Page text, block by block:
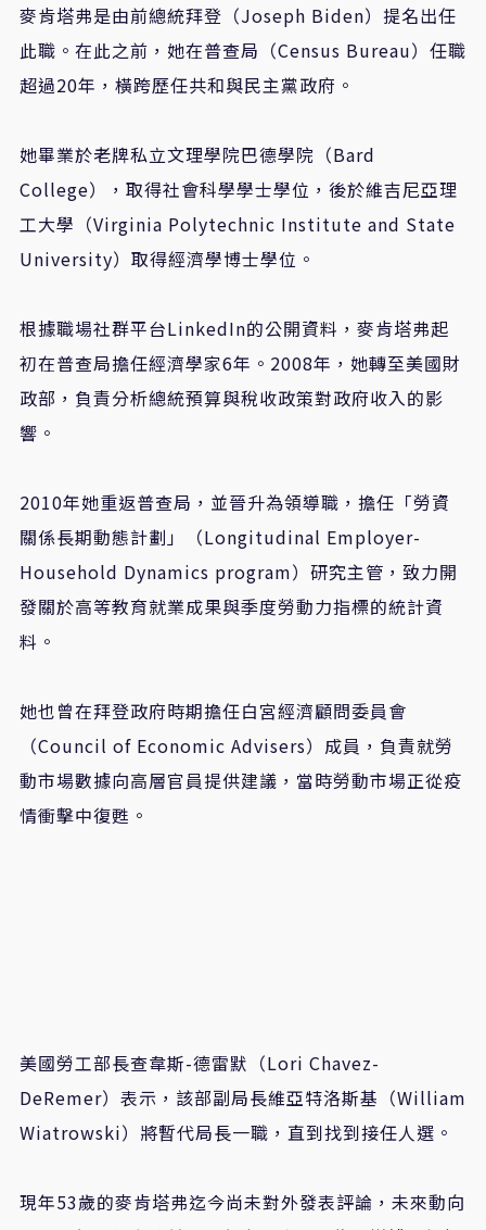
麥肯塔弗是由前總統拜登（Joseph Biden）提名出任
此職。在此之前，她在普查局（Census Bureau）任職
超過20年，橫跨歷任共和與民主黨政府。
她畢業於老牌私立文理學院巴德學院（Bard
College），取得社會科學學士學位，後於維吉尼亞理
工大學（Virginia Polytechnic Institute and State
University）取得經濟學博士學位。
根據職場社群平台LinkedIn的公開資料，麥肯塔弗起
初在普查局擔任經濟學家6年。2008年，她轉至美國財
政部，負責分析總統預算與稅收政策對政府收入的影
響。
2010年她重返普查局，並晉升為領導職，擔任「勞資
關係長期動態計劃」（Longitudinal Employer-
Household Dynamics program）研究主管，致力開
發關於高等教育就業成果與季度勞動力指標的統計資
料。
她也曾在拜登政府時期擔任白宮經濟顧問委員會
（Council of Economic Advisers）成員，負責就勞
動市場數據向高層官員提供建議，當時勞動市場正從疫
情衝擊中復甦。
美國勞工部長查韋斯-德雷默（Lori Chavez-
DeRemer）表示，該部副局長維亞特洛斯基（William
Wiatrowski）將暫代局長一職，直到找到接任人選。
現年53歲的麥肯塔弗迄今尚未對外發表評論，未來動向